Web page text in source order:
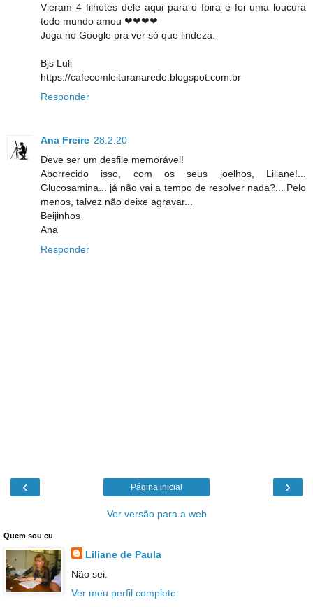
Vieram 4 filhotes dele aqui para o Ibira e foi uma loucura
todo mundo amou ❤❤❤❤
Joga no Google pra ver só que lindeza.
Bjs Luli
https://cafecomleituranarede.blogspot.com.br
Responder
Ana Freire 28.2.20
Deve ser um desfile memorável!
Aborrecido isso, com os seus joelhos, Liliane!...
Glucosamina... já não vai a tempo de resolver nada?... Pelo
menos, talvez não deixe agravar...
Beijinhos
Ana
Responder
‹ ›
Página inicial
Ver versão para a web
Quem sou eu
Liliane de Paula
Não sei.
Ver meu perfil completo